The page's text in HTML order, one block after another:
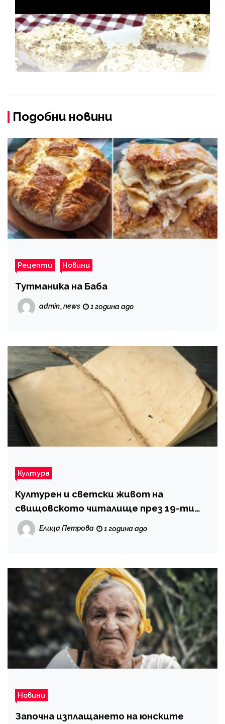
Подобни новини
Рецепти Новини
Тутманика на Баба
admin_news 1 година ago
Култура
Културен и светски живот на
свищовското читалище през 19-ти
век (Част първа)
Елица Петрова 1 година ago
Новини
Започна изплащането на юнските